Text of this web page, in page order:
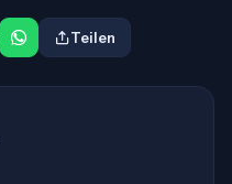
Teilen